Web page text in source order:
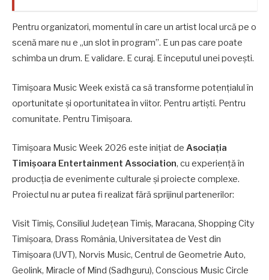
Pentru organizatori, momentul în care un artist local urcă pe o
scenă mare nu e „un slot în program”. E un pas care poate
schimba un drum. E validare. E curaj. E începutul unei povești.
Timișoara Music Week există ca să transforme potențialul în
oportunitate și oportunitatea în viitor. Pentru artiști. Pentru
comunitate. Pentru Timișoara.
Timișoara Music Week 2026 este inițiat de Asociația
Timișoara Entertainment Association, cu experiență în
producția de evenimente culturale și proiecte complexe.
Proiectul nu ar putea fi realizat fără sprijinul partenerilor:
Visit Timiș, Consiliul Județean Timiș, Maracana, Shopping City
Timișoara, Drass România, Universitatea de Vest din
Timișoara (UVT), Norvis Music, Centrul de Geometrie Auto,
Geolink, Miracle of Mind (Sadhguru), Conscious Music Circle